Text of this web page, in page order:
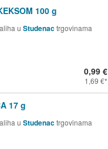
100 g
u Studenactrgovinama
0,99 €
1,69 €
17 g
u Studenactrgovinama